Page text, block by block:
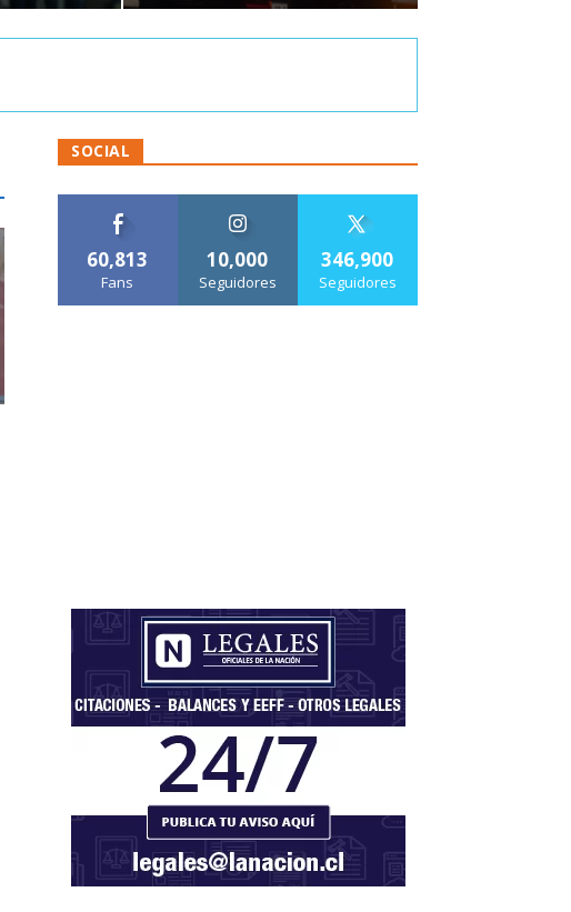
SOCIAL
60,813
Fans
10,000
Seguidores
346,900
Seguidores